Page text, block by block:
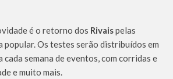
é o retorno dos Rivaispelas
popular. Os testes serão distribuídos em
cada semana de eventos, com corridas e
e muito mais.